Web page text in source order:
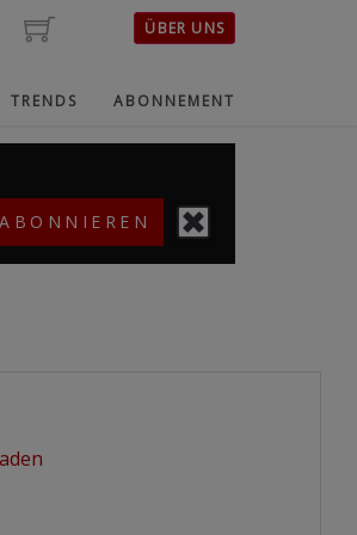
ÜBER UNS
TRENDS ABONNEMENT
ABONNIEREN